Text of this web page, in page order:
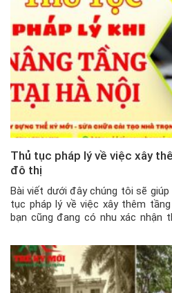
Thủ tục pháp lý về việc xây
đô thị
Bài viết dưới đây chúng tôi sẽ
tục pháp lý về việc xây thêm
bạn cũng đang có nhu xác nhận